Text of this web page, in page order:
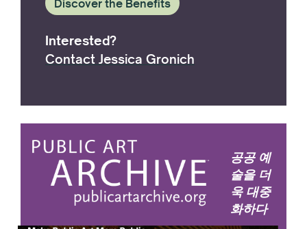
Interested?
Contact Jessica Gronich
공공 예
술을 더
욱 대중
화하다